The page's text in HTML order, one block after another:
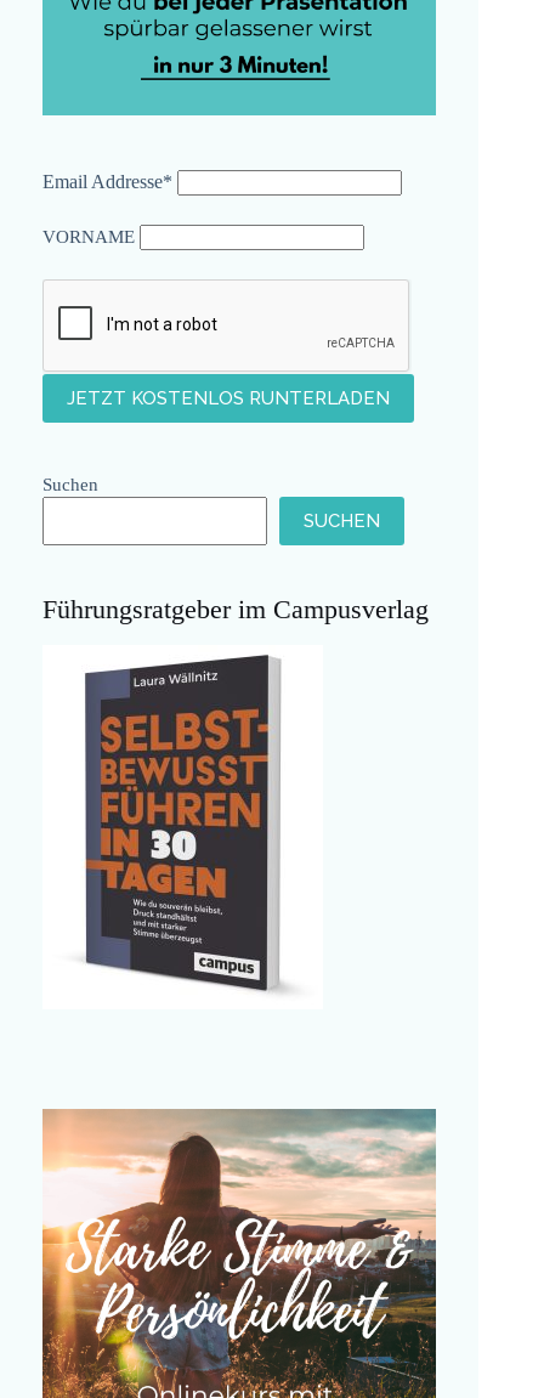
Email Addresse*
VORNAME
Suchen
SUCHEN
Führungsratgeber im Campusverlag